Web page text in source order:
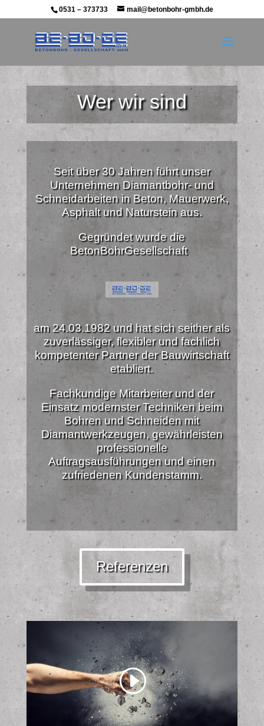
0531 – 373733 mail@betonbohr-gmbh.de
Wer wir sind
Seit über 30 Jahren führt unser
Unternehmen Diamantbohr- und
Schneidarbeiten in Beton, Mauerwerk,
Asphalt und Naturstein aus.
Gegründet wurde die
BetonBohrGesellschaft
am 24.03.1982 und hat sich seither als
zuverlässiger, flexibler und fachlich
kompetenter Partner der Bauwirtschaft
etabliert.
Fachkundige Mitarbeiter und der
Einsatz modernster Techniken beim
Bohren und Schneiden mit
Diamantwerkzeugen, gewährleisten
professionelle
Auftragsausführungen und einen
zufriedenen Kundenstamm.
Referenzen